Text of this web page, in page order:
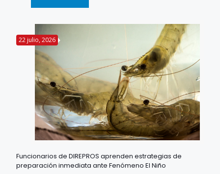
22 julio, 2026
Funcionarios de DIREPROS aprenden estrategias de
preparación inmediata ante Fenómeno El Niño